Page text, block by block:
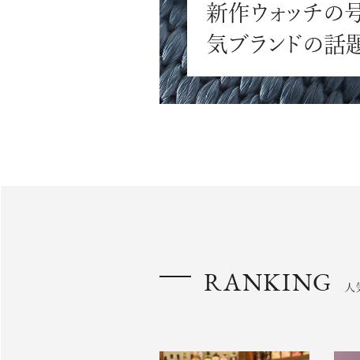
#GOLF
新作ウォッチの
気ブランドの話
RANKING 人